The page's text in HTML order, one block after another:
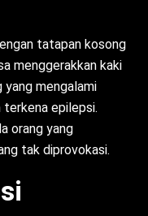
tatapan kosong
menggerakkan kaki
yang mengalami
epilepsi.
orang yang
tak diprovokasi.